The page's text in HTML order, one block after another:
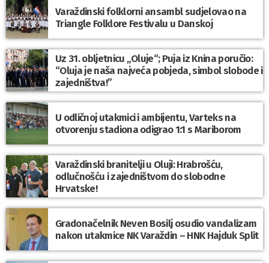
Varaždinski folklorni ansambl sudjelovao na
Triangle Folklore Festivalu u Danskoj
Uz 31. obljetnicu „Oluje“; Puja iz Knina poručio:
“Oluja je naša najveća pobjeda, simbol slobode i
zajedništva!”
U odličnoj utakmici i ambijentu, Varteks na
otvorenju stadiona odigrao 1:1 s Mariborom
Varaždinski branitelji u Oluji: Hrabrošću,
odlučnošću i zajedništvom do slobodne
Hrvatske!
Gradonačelnik Neven Bosilj osudio vandalizam
nakon utakmice NK Varaždin – HNK Hajduk Split